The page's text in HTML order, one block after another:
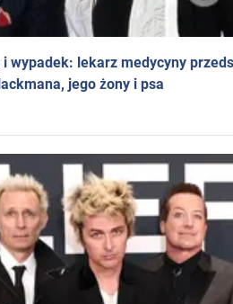
wypadek: lekarz medycyny
jego żony i psa